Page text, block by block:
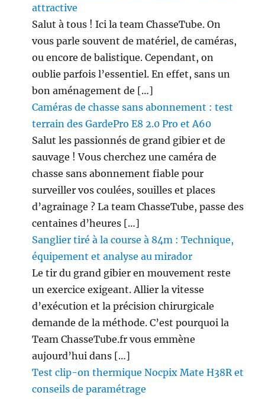
attractive
Salut à tous ! Ici la team ChasseTube. On
vous parle souvent de matériel, de caméras,
ou encore de balistique. Cependant, on
oublie parfois l’essentiel. En effet, sans un
bon aménagement de […]
Caméras de chasse sans abonnement : test
terrain des GardePro E8 2.0 Pro et A60
Salut les passionnés de grand gibier et de
sauvage ! Vous cherchez une caméra de
chasse sans abonnement fiable pour
surveiller vos coulées, souilles et places
d’agrainage ? La team ChasseTube, passe des
centaines d’heures […]
Sanglier tiré à la course à 84m : Technique,
équipement et analyse au mirador
Le tir du grand gibier en mouvement reste
un exercice exigeant. Allier la vitesse
d’exécution et la précision chirurgicale
demande de la méthode. C’est pourquoi la
Team ChasseTube.fr vous emmène
aujourd’hui dans […]
Test clip-on thermique Nocpix Mate H38R et
conseils de paramétrage